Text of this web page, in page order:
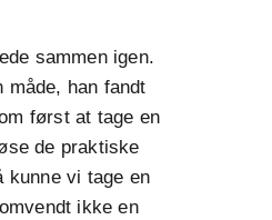
sammen igen.
måde, han fandt
først at tage en
de praktiske
kunne vi tage en
ikke en